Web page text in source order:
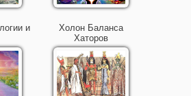
и
Холон Баланса
Хаторов